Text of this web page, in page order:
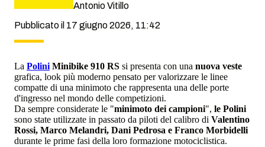
Antonio Vitillo
Pubblicato il 17 giugno 2026, 11:42
La Polini Minibike 910 RS si presenta con una nuova veste
grafica, look più moderno pensato per valorizzare le linee
compatte di una minimoto che rappresenta una delle porte
d'ingresso nel mondo delle competizioni.
Da sempre considerate le "minimoto dei campioni", le Polini
sono state utilizzate in passato da piloti del calibro di Valentino
Rossi, Marco Melandri, Dani Pedrosa e Franco Morbidelli
durante le prime fasi della loro formazione motociclistica.